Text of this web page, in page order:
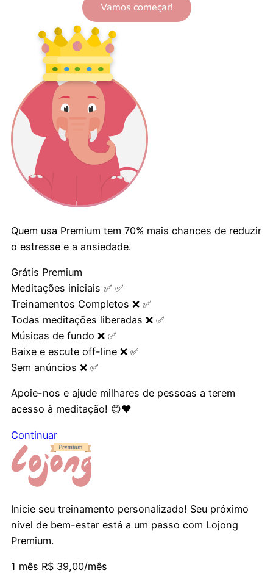
Vamos começar!
Quem usa Premium tem 70% mais chances de reduzir
o estresse e a ansiedade.
Grátis Premium
Meditações iniciais ✅️ ✅️
Treinamentos Completos ❌ ✅️
Todas meditações liberadas ❌ ✅
Músicas de fundo ❌ ✅
Baixe e escute off-line ❌ ✅
Sem anúncios ❌ ✅
Apoie-nos e ajude milhares de pessoas a terem
acesso à meditação! 😊❤️
Continuar
Inicie seu treinamento personalizado! Seu próximo
nível de bem-estar está a um passo com Lojong
Premium.
1 mês R$ 39,00/mês